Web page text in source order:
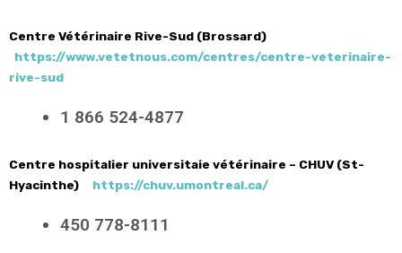
Centre Vétérinaire Rive-Sud (Brossard)
https://www.vetetnous.com/centres/centre-veterinaire-
rive-sud
1 866 524-4877
Centre hospitalier universitaie vétérinaire – CHUV (St-
Hyacinthe) https://chuv.umontreal.ca/
450 778-8111